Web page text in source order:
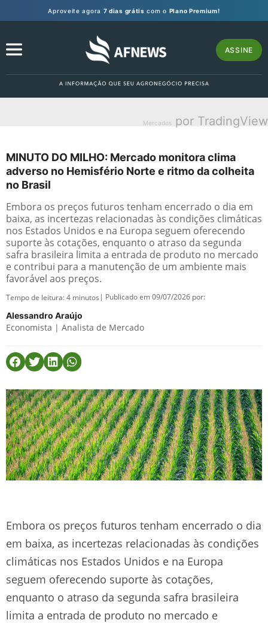
Aproveite agora 7 dias grátis com o Plano Premium!
ASSINE
Mercados por TradingView
MINUTO DO MILHO: Mercado monitora clima
adverso no Hemisfério Norte e ritmo da colheita
no Brasil
Embora os preços futuros tenham encerrado o dia em
baixa, as incertezas relacionadas às condições climáticas
nos Estados Unidos e na Europa seguem oferecendo
suporte às cotações, enquanto o atraso da segunda
safra brasileira limita a entrada de produto no mercado
e contribui para a manutenção de um ambiente mais
favorável aos preços.
Tempo de leitura:4 minutos | Publicado em 09/07/2026 por:
Alessandro Araújo
Economista | Analista de Mercado
Embora os preços futuros tenham encerrado o dia
em baixa, as incertezas relacionadas às condições
climáticas nos Estados Unidos e na Europa
seguem oferecendo suporte às cotações,
enquanto o atraso da segunda safra brasileira
limita a entrada de produto no mercado e